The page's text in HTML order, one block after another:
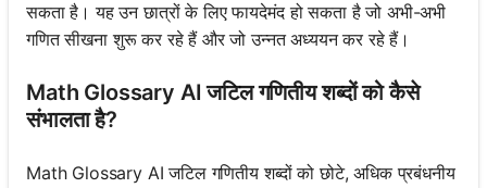
सकता है। यह उन छात्रों के लिए फायदेमंद हो सकता है जो अभी-अभी
गणित सीखना शुरू कर रहे हैं और जो उन्नत अध्ययन कर रहे हैं।
Math Glossary AI जटिल गणितीय शब्दों को कैसे
संभालता है?
Math Glossary AI जटिल गणितीय शब्दों को छोटे, अधिक प्रबंधनीय